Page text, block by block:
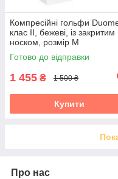
Компресійні гольфи
клас II, бежеві, із закритим
носком, розмір M
(V240013000)
Готово до відправки
1 455 ₴ 1 500 ₴
Купити
Про нас